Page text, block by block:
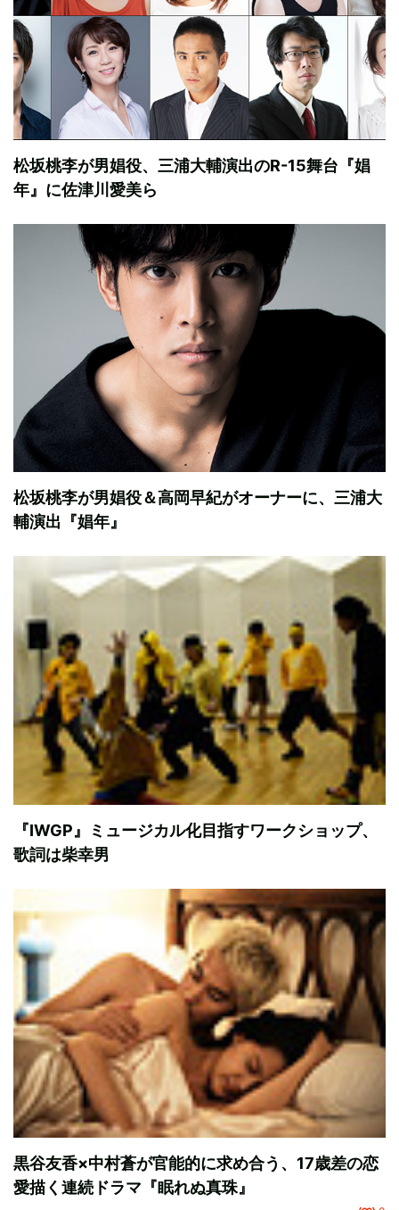
松坂桃李が男娼役、三浦大輔演出のR-15舞台『娼
年』に佐津川愛美ら
松坂桃李が男娼役＆高岡早紀がオーナーに、三浦大
輔演出『娼年』
『IWGP』ミュージカル化目指すワークショップ、
歌詞は柴幸男
黒谷友香×中村蒼が官能的に求め合う、17歳差の恋
愛描く連続ドラマ『眠れぬ真珠』